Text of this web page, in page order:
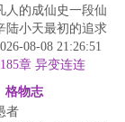
人的成仙史一段仙
陆小天最初的追求
生的仙道，但披荆
之...
08-08 21:26:51
章 异变连连
格物志
者